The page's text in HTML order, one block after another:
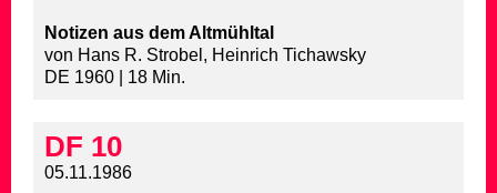
Notizen aus dem Altmühltal
von Hans R. Strobel, Heinrich Tichawsky
DE 1960 | 18 Min.
DF 10
05.11.1986